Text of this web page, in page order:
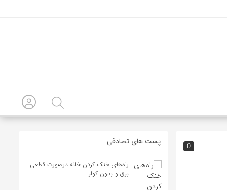
0 پست های تصادفی
راه‌های خنک‌ کردن خانه ‌در‌صورت قطعی
برق و بدون کولر